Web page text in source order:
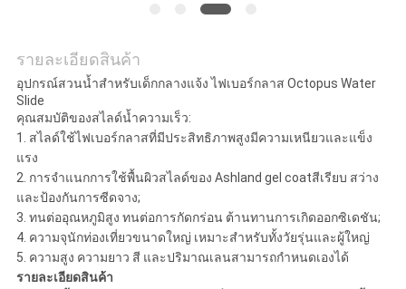
รายละเอียดสินค้า
อุปกรณ์สวนน้ำสำหรับเด็กกลางแจ้ง ไฟเบอร์กลาส Octopus Water
Slide
คุณสมบัติของสไลด์น้ำความเร็ว:
1. สไลด์ใช้ไฟเบอร์กลาสที่มีประสิทธิภาพสูงมีความเหนียวและแข็ง
แรง
2. การจำแนกการใช้พื้นผิวสไลด์ของ Ashland gel coatสีเรียบ สว่าง
และป้องกันการซีดจาง;
3. ทนต่ออุณหภูมิสูง ทนต่อการกัดกร่อน ต้านทานการเกิดออกซิเดชัน;
4. ความจุนักท่องเที่ยวขนาดใหญ่ เหมาะสำหรับทั้งวัยรุ่นและผู้ใหญ่
5. ความสูง ความยาว สี และปริมาณเลนสามารถกำหนดเองได้
รายละเอียดสินค้า